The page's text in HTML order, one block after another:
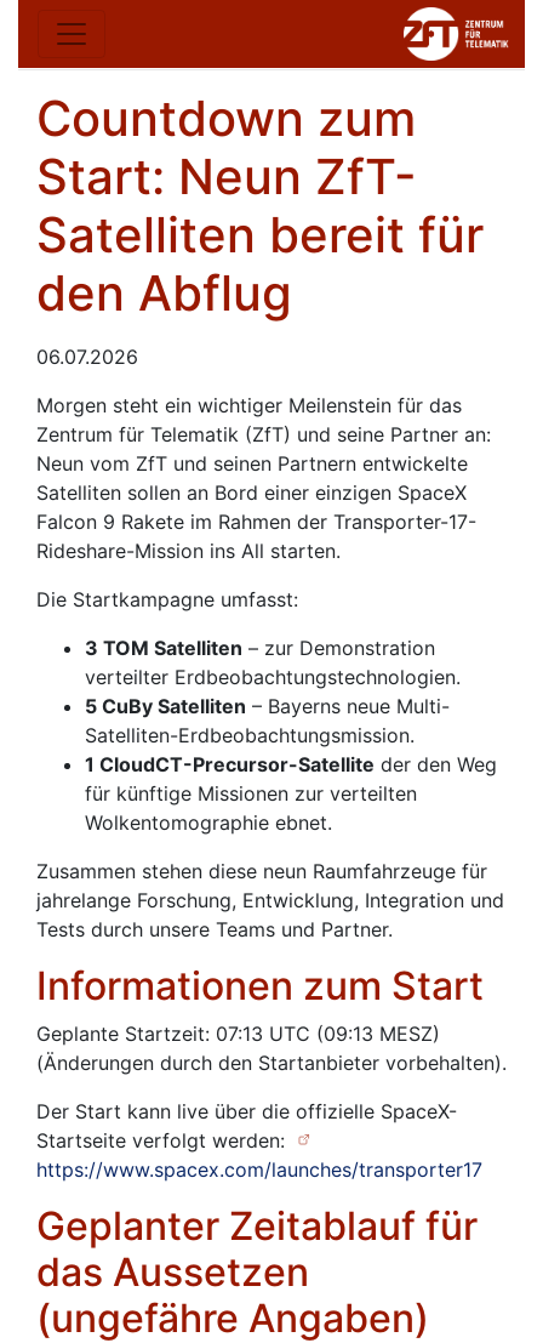
Countdown zum
Start: Neun ZfT-
Satelliten bereit für
den Abflug
06.07.2026
Morgen steht ein wichtiger Meilenstein für das
Zentrum für Telematik (ZfT) und seine Partner an:
Neun vom ZfT und seinen Partnern entwickelte
Satelliten sollen an Bord einer einzigen SpaceX
Falcon 9 Rakete im Rahmen der Transporter-17-
Rideshare-Mission ins All starten.
Die Startkampagne umfasst:
3 TOM Satelliten – zur Demonstration
verteilter Erdbeobachtungstechnologien.
5 CuBy Satelliten – Bayerns neue Multi-
Satelliten-Erdbeobachtungsmission.
1 CloudCT-Precursor-Satellite der den Weg
für künftige Missionen zur verteilten
Wolkentomographie ebnet.
Zusammen stehen diese neun Raumfahrzeuge für
jahrelange Forschung, Entwicklung, Integration und
Tests durch unsere Teams und Partner.
Informationen zum Start
Geplante Startzeit: 07:13 UTC (09:13 MESZ)
(Änderungen durch den Startanbieter vorbehalten).
Der Start kann live über die offizielle SpaceX-
Startseite verfolgt werden:
https://www.spacex.com/launches/transporter17
Geplanter Zeitablauf für
das Aussetzen
(ungefähre Angaben)